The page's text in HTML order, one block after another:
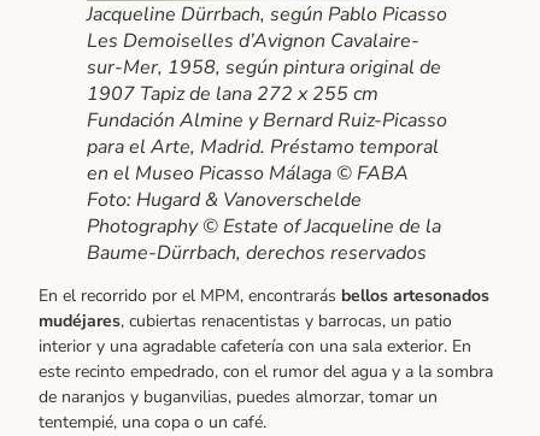
Jacqueline Dürrbach, según Pablo Picasso
Les Demoiselles d’Avignon Cavalaire-
sur-Mer, 1958, según pintura original de
1907 Tapiz de lana 272 x 255 cm
Fundación Almine y Bernard Ruiz-Picasso
para el Arte, Madrid. Préstamo temporal
en el Museo Picasso Málaga © FABA
Foto: Hugard & Vanoverschelde
Photography © Estate of Jacqueline de la
Baume-Dürrbach, derechos reservados
En el recorrido por el MPM, encontrarás bellos artesonados
mudéjares, cubiertas renacentistas y barrocas, un patio
interior y una agradable cafetería con una sala exterior. En
este recinto empedrado, con el rumor del agua y a la sombra
de naranjos y buganvilias, puedes almorzar, tomar un
tentempié, una copa o un café.